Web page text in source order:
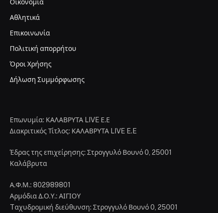
Οικονομία
Αθλητικά
Επικοινωνία
Πολιτική απορρήτου
Όροι Χρήσης
Δήλωση Συμμόρφωσης
Επωνυμία: ΚΑΛΑΒΡΥΤΑ LIVE Ε.Ε
Διακριτικός Τίτλος: ΚΑΛΑΒΡΥΤΑ LIVE E.E
Έδρας της επιχείρησης: Στρογγυλό Βουνό 0, 25001
Καλάβρυτα
Α.Φ.Μ.: 802989801
Αρμόδια Δ.Ο.Υ.: ΑΙΓΙΟΥ
Tαχυδρομική διεύθυνση: Στρογγυλό Βουνό 0, 25001